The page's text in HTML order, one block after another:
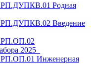
РП.ДУПКВ.01 Родная
РП.ДУПКВ.02 Введение
РП.ОП.02
2025_
РП.ОП.01 Инженерная